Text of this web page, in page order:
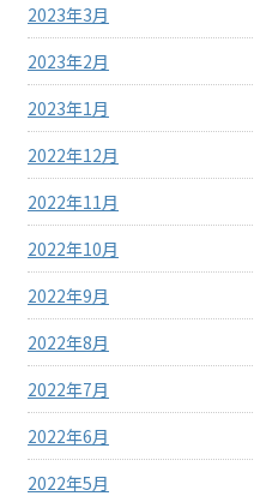
2023年3月
2023年2月
2023年1月
2022年12月
2022年11月
2022年10月
2022年9月
2022年8月
2022年7月
2022年6月
2022年5月